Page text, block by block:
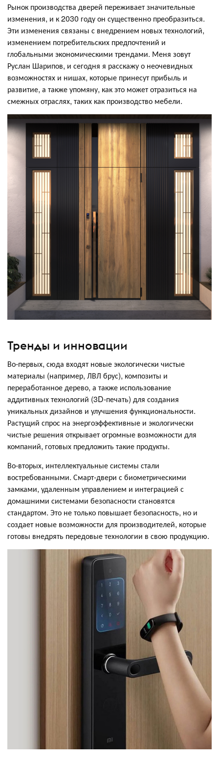
Рынок производства дверей переживает значительные
изменения, и к 2030 году он существенно преобразиться.
Эти изменения связаны с внедрением новых технологий,
изменением потребительских предпочтений и
глобальными экономическими трендами. Меня зовут
Руслан Шарипов, и сегодня я расскажу о неочевидных
возможностях и нишах, которые принесут прибыль и
развитие, а также упомяну, как это может отразиться на
смежных отраслях, таких как производство мебели.
Тренды и инновации
Во-первых, сюда входят новые экологически чистые
материалы (например, ЛВЛ брус), композиты и
переработанное дерево, а также использование
аддитивных технологий (3D-печать) для создания
уникальных дизайнов и улучшения функциональности.
Растущий спрос на энергоэффективные и экологически
чистые решения открывает огромные возможности для
компаний, готовых предложить такие продукты.
Во-вторых, интеллектуальные системы стали
востребованными. Смарт-двери с биометрическими
замками, удаленным управлением и интеграцией с
домашними системами безопасности становятся
стандартом. Это не только повышает безопасность, но и
создает новые возможности для производителей, которые
готовы внедрять передовые технологии в свою продукцию.